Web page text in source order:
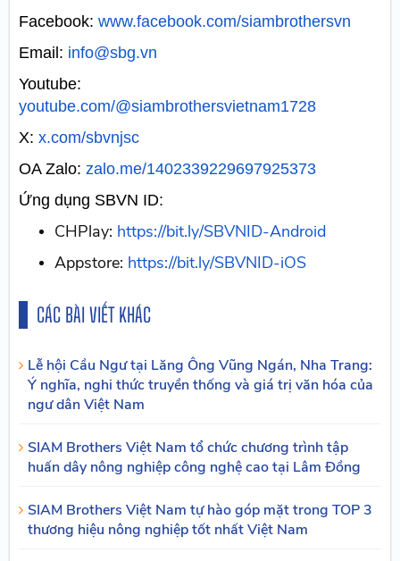
Facebook: www.facebook.com/siambrothersvn
Email: info@sbg.vn
Youtube:
youtube.com/@siambrothersvietnam1728
X:x.com/sbvnjsc
OA Zalo:zalo.me/1402339229697925373
Ứng dụng SBVN ID:
CHPlay: https://bit.ly/SBVNID-Android
Appstore: https://bit.ly/SBVNID-iOS
CÁC BÀI VIẾT KHÁC
Lễ hội Cầu Ngư tại Lăng Ông Vũng Ngán, Nha Trang:
Ý nghĩa, nghi thức truyền thống và giá trị văn hóa của
ngư dân Việt Nam
SIAM Brothers Việt Nam tổ chức chương trình tập
huấn dây nông nghiệp công nghệ cao tại Lâm Đồng
SIAM Brothers Việt Nam tự hào góp mặt trong TOP 3
thương hiệu nông nghiệp tốt nhất Việt Nam